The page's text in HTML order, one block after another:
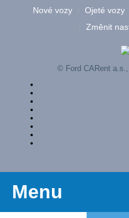
Nové vozy Ojeté vozy
Změnit
© Ford CARent
Menu